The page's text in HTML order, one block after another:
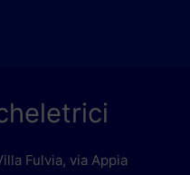
Fulvia, via Appia